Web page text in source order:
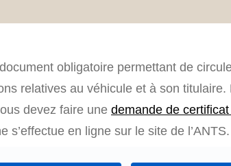
obligatoire permettant de
relatives au véhicule et à son
devez faire une demande de
s’effectue en ligne sur le site de l’ANTS.